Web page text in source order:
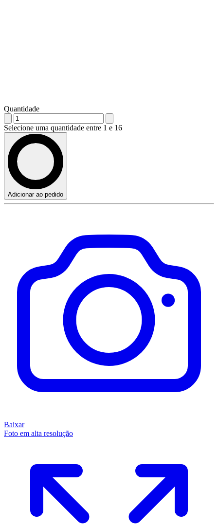
Quantidade
Selecione uma quantidade entre 1 e 16
Adicionar ao pedido
Baixar
Foto em alta resolução